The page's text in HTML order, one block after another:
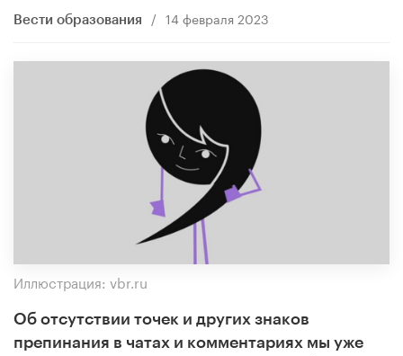
Вести образования / 14 февраля 2023
Иллюстрация: vbr.ru
Об отсутствии точек и других знаков
препинания в чатах и комментариях мы уже